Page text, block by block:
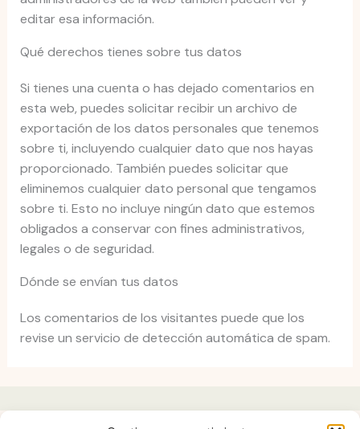
editar esa información.
Qué derechos tienes sobre tus datos
Si tienes una cuenta o has dejado comentarios en
esta web, puedes solicitar recibir un archivo de
exportación de los datos personales que tenemos
sobre ti, incluyendo cualquier dato que nos hayas
proporcionado. También puedes solicitar que
eliminemos cualquier dato personal que tengamos
sobre ti. Esto no incluye ningún dato que estemos
obligados a conservar con fines administrativos,
legales o de seguridad.
Dónde se envían tus datos
Los comentarios de los visitantes puede que los
revise un servicio de detección automática de spam.